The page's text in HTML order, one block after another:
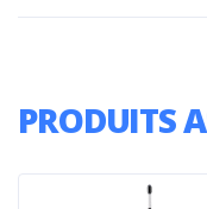
PRODUITS